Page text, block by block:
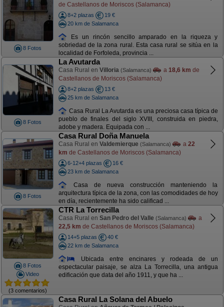
8 Fotos
de Castellanos de Moriscos (Salamanca)
8+2 plazas
19 €
20 km de Salamanca
Es un rincón sencillo amparado en la riqueza y
sobriedad de la zona rural. Esta casa rural se sitúa en la
localidad de Forfoleda, provincia ...
8 Fotos
La Avutarda
Casa Rural en Villoria (Salamanca) a 18,6 km de
Castellanos de Moriscos (Salamanca)
8+2 plazas
13 €
25 km de Salamanca
Casa Rural La Avutarda es una preciosa casa típica de
pueblo de finales del siglo XVIII, construida en piedra,
adobe y madera. Equipada con ...
8 Fotos
Casa Rural Doña Manuela
Casa Rural en Valdemierque (Salamanca) a 22
km de Castellanos de Moriscos (Salamanca)
6-12+4 plazas
16 €
23 km de Salamanca
Casa de nueva construcción manteniendo la
arquitectura típica de la zona, con las comodidades de hoy
en día, recientemente ha sido calificad ...
8 Fotos
Video
(3 comentarios)
CTR La Torrecilla
Casa Rural en San Pedro del Valle (Salamanca)
a
22,5 km de Castellanos de Moriscos (Salamanca)
14+5 plazas
40 €
22 km de Salamanca
Ubicada entre encinares y rodeada de un
espectacular paisaje, se alza La Torrecilla, una antigua
edificación que data del año 1911, y que ha ...
Casa Rural La Solana del Abuelo